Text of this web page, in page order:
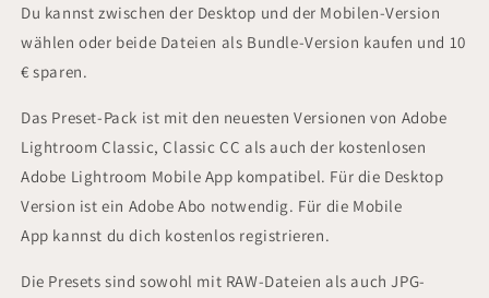
Du kannst zwischen der Desktop und der Mobilen-Version
wählen oder beide Dateien als Bundle-Version kaufen und 10
€ sparen.
Das Preset-Pack ist mit den neuesten Versionen von Adobe
Lightroom Classic, Classic CC als auch der kostenlosen
Adobe Lightroom Mobile App kompatibel. Für die Desktop
Version ist ein Adobe Abo notwendig. Für die Mobile
App kannst du dich kostenlos registrieren.
Die Presets sind sowohl mit RAW-Dateien als auch JPG-